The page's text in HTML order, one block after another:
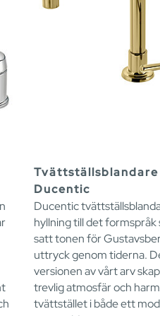
Tvättställsblandare
Ducentic
Ducentic
hyllning till det formspråk
satt tonen för
uttryck genom tiderna.
versionen av vårt arv
trevlig atmosfär och
tvättstället i både ett